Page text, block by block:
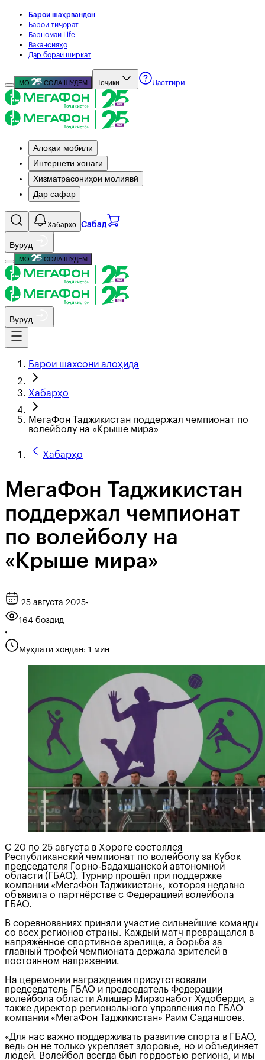
Барои шаҳрвандон
Барои тиҷорат
Барномаи Life
Вакансияҳо
Дар бораи ширкат
МО СОЛА ШУДЕМ Тоҷикӣ Дастгирӣ
Алоқаи мобилӣ
Интернети хонагӣ
Хизматрасониҳои молиявӣ
Дар сафар
Хабарҳо Сабад
Вуруд
МО СОЛА ШУДЕМ
Вуруд
Барои шахсони алоҳида
Хабарҳо
МегаФон Таджикистан поддержал чемпионат по
волейболу на «Крыше мира»
Хабарҳо
МегаФон Таджикистан
поддержал чемпионат
по волейболу на
«Крыше мира»
25 августа 2025•
164 боздид
•
Муҳлати хондан: 1 мин
С 20 по 25 августа в Хороге состоялся
Республиканский чемпионат по волейболу за Кубок
председателя Горно-Бадахшанской автономной
области (ГБАО). Турнир прошёл при поддержке
компании «МегаФон Таджикистан», которая недавно
объявила о партнёрстве с Федерацией волейбола
ГБАО.
В соревнованиях приняли участие сильнейшие команды
со всех регионов страны. Каждый матч превращался в
напряжённое спортивное зрелище, а борьба за
главный трофей чемпионата держала зрителей в
постоянном напряжении.
На церемонии награждения присутствовали
председатель ГБАО и председатель Федерации
волейбола области Алишер Мирзонабот Худоберди, а
также директор регионального управления по ГБАО
компании «МегаФон Таджикистан» Раим Саданшоев.
«Для нас важно поддерживать развитие спорта в ГБАО,
ведь он не только укрепляет здоровье, но и объединяет
людей. Волейбол всегда был гордостью региона, и мы